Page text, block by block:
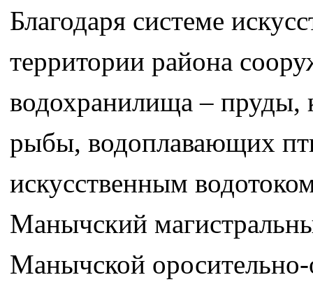
Благодаря системе
территории района
водохранилища – пруды,
рыбы, водоплавающих
искусственным
Манычский
Манычской